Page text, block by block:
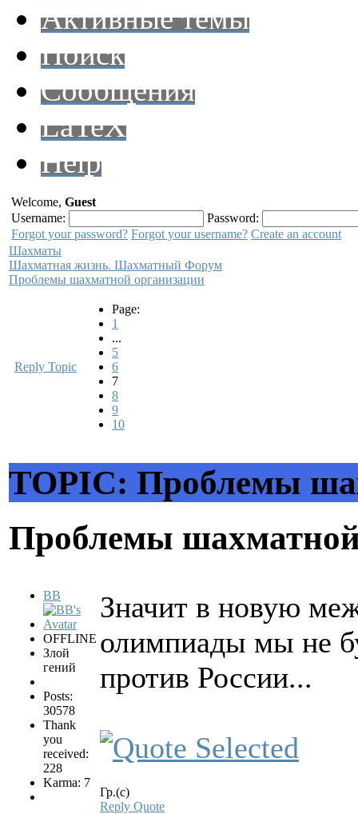
Активные темы
Поиск
Сообщения
LaTeX
Help
Welcome, Guest
Username:
Password:
Forgot your password? Forgot your username? Create an account
Шахматы
Шахматная жизнь. Шахматный Форум
Проблемы шахматной организации
Reply Topic
Page:
1
...
5
6
7
8
9
10
TOPIC: Проблемы
Проблемы
BB
OFFLINE
Злой
гений
Posts:
30578
Thank
you
received:
228
Karma: 7
Значит в новую
олимпиады мы не
против России...
Гр.(с)
Reply Quote